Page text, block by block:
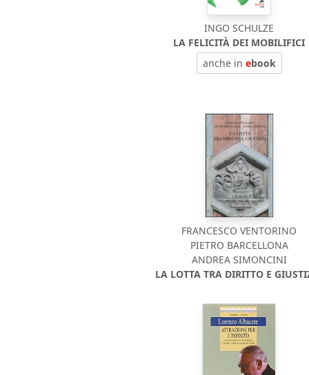
INGO SCHULZE
LA FELICITÀ DEI MOBILIFICI
anche in ebook
FRANCESCO VENTORINO
PIETRO BARCELLONA
ANDREA SIMONCINI
LA LOTTA TRA DIRITTO E